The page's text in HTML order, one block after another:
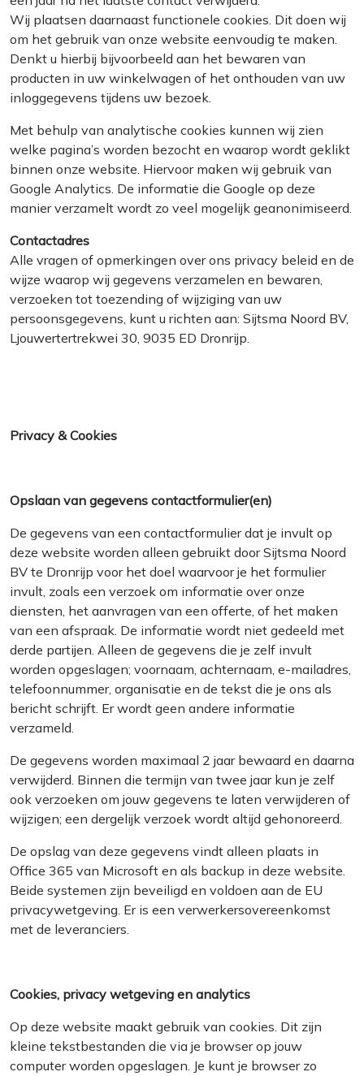
Wij plaatsen daarnaast functionele cookies. Dit doen wij
om het gebruik van onze website eenvoudig te maken.
Denkt u hierbij bijvoorbeeld aan het bewaren van
producten in uw winkelwagen of het onthouden van uw
inloggegevens tijdens uw bezoek.
Met behulp van analytische cookies kunnen wij zien
welke pagina’s worden bezocht en waarop wordt geklikt
binnen onze website. Hiervoor maken wij gebruik van
Google Analytics. De informatie die Google op deze
manier verzamelt wordt zo veel mogelijk geanonimiseerd.
Contactadres
Alle vragen of opmerkingen over ons privacy beleid en de
wijze waarop wij gegevens verzamelen en bewaren,
verzoeken tot toezending of wijziging van uw
persoonsgegevens, kunt u richten aan: Sijtsma Noord BV,
Ljouwertertrekwei 30, 9035 ED Dronrijp.
Privacy & Cookies
Opslaan van gegevens contactformulier(en)
De gegevens van een contactformulier dat je invult op
deze website worden alleen gebruikt door Sijtsma Noord
BV te Dronrijp voor het doel waarvoor je het formulier
invult, zoals een verzoek om informatie over onze
diensten, het aanvragen van een offerte, of het maken
van een afspraak. De informatie wordt niet gedeeld met
derde partijen. Alleen de gegevens die je zelf invult
worden opgeslagen; voornaam, achternaam, e-mailadres,
telefoonnummer, organisatie en de tekst die je ons als
bericht schrijft. Er wordt geen andere informatie
verzameld.
De gegevens worden maximaal 2 jaar bewaard en daarna
verwijderd. Binnen die termijn van twee jaar kun je zelf
ook verzoeken om jouw gegevens te laten verwijderen of
wijzigen; een dergelijk verzoek wordt altijd gehonoreerd.
De opslag van deze gegevens vindt alleen plaats in
Office 365 van Microsoft en als backup in deze website.
Beide systemen zijn beveiligd en voldoen aan de EU
privacywetgeving. Er is een verwerkersovereenkomst
met de leveranciers.
Cookies, privacy wetgeving en analytics
Op deze website maakt gebruik van cookies. Dit zijn
kleine tekstbestanden die via je browser op jouw
computer worden opgeslagen. Je kunt je browser zo